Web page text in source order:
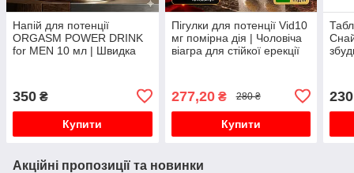
Напій для потенції
ORGASM POWER DRINK
for MEN 10 мл | Швидка
350 ₴
Купити
Пігулки для потенції Vid10
мг помірна дія | Чоловіча
віагра для стійкої ерекції
277,20₴ 280 ₴
Купити
230
Акційні пропозиції та новинки